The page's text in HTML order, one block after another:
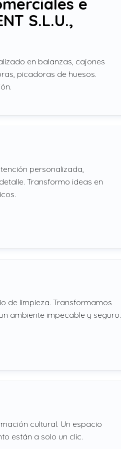
S.L.U.,
en balanzas, cajones
picadoras de huesos.
personalizada,
Transformo ideas en
de limpieza. Transformamos
ambiente impecable y seguro.
cultural. Un espacio
están a solo un clic.